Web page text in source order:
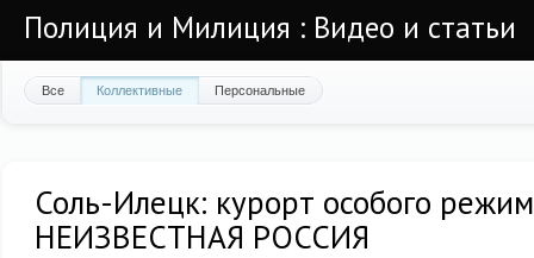
Полиция и Милиция : Видео и статьи
Все Коллективные Персональные
Соль-Илецк: курорт особого
НЕИЗВЕСТНАЯ РОССИЯ